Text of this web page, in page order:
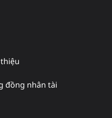
đồng nhân tài